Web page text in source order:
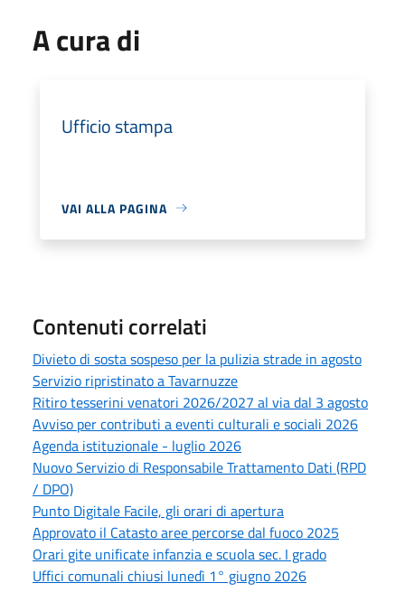
A cura di
Ufficio stampa
VAI ALLA PAGINA
Contenuti correlati
Divieto di sosta sospeso per la pulizia strade in agosto
Servizio ripristinato a Tavarnuzze
Ritiro tesserini venatori 2026/2027 al via dal 3 agosto
Avviso per contributi a eventi culturali e sociali 2026
Agenda istituzionale - luglio 2026
Nuovo Servizio di Responsabile Trattamento Dati (RPD
/ DPO)
Punto Digitale Facile, gli orari di apertura
Approvato il Catasto aree percorse dal fuoco 2025
Orari gite unificate infanzia e scuola sec. I grado
Uffici comunali chiusi lunedì 1° giugno 2026